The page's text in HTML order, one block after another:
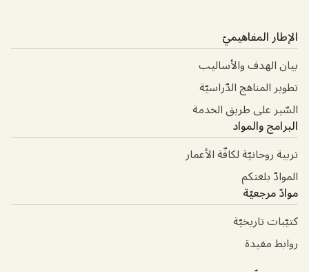
الإطار المفاهيميّ
بيان الهدف والأساليب
تطوير المناهج الدّراسيّة
السّير على طريق الخدمة
البرامج والمواد
تربية روحانيّة لكافّة الأعمار
الموادّ بلغتكم
موادّ مرجعيّة
كتيّبات تاريخيّة
روابط مفيدة